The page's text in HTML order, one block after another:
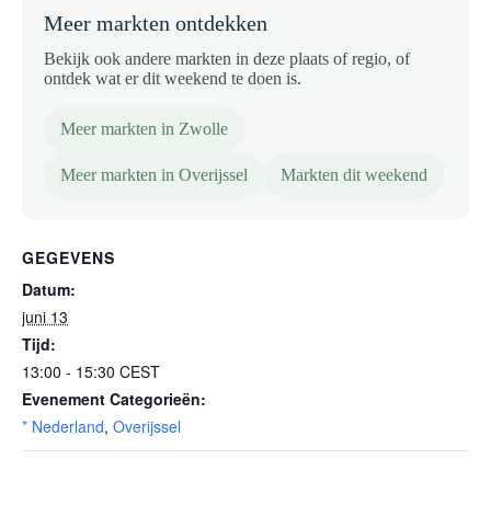
Meer markten ontdekken
Bekijk ook andere markten in deze plaats of regio, of
ontdek wat er dit weekend te doen is.
Meer markten in Zwolle
Meer markten in Overijssel Markten dit weekend
GEGEVENS
Datum:
juni 13
Tijd:
13:00 - 15:30 CEST
Evenement Categorieën:
* Nederland, Overijssel